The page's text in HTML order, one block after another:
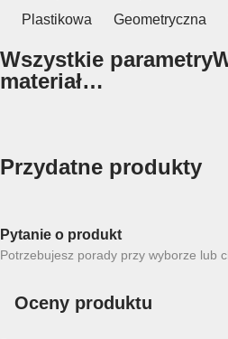
Plastikowa
Geometryczna
Wszystkie parametry
materiał…
Przydatne produkty
Pytanie o produkt
Potrzebujesz porady przy wyborze lub
Oceny produktu